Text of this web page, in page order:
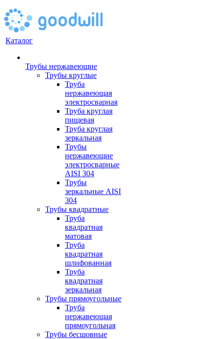
Каталог
Трубы нержавеющие
Трубы круглые
Труба
нержавеющая
электросварная
Труба круглая
пищевая
Труба круглая
зеркальная
Трубы
нержавеющие
электросварные
AISI 304
Трубы
зеркальные AISI
304
Трубы квадратные
Труба
квадратная
матовая
Труба
квадратная
шлифованная
Труба
квадратная
зеркальная
Трубы прямоугольные
Труба
нержавеющая
прямоугольная
Трубы бесшовные